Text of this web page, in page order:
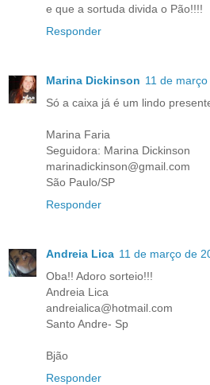
e que a sortuda divida o Pão!!!!
Responder
Marina Dickinson 11 de
Só a caixa já é um lindo
Marina Faria
Seguidora: Marina Dickinson
marinadickinson@gmail.com
São Paulo/SP
Responder
Andreia Lica 11 de março de
Oba!! Adoro sorteio!!!
Andreia Lica
andreialica@hotmail.com
Santo Andre- Sp
Bjão
Responder